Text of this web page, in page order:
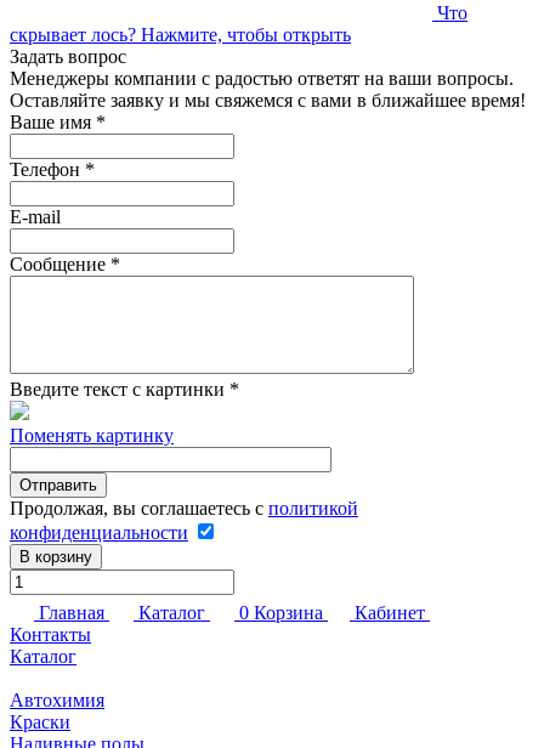
Что
скрывает лось? Нажмите, чтобы открыть
Задать вопрос
Менеджеры компании с радостью ответят на ваши вопросы.
Оставляйте заявку и мы свяжемся с вами в ближайшее время!
Ваше имя *
Телефон *
E-mail
Сообщение *
Введите текст с картинки *
Поменять картинку
Продолжая, вы соглашаетесь с политикой
конфиденциальности
В корзину
Главная Каталог 0 Корзина
Кабинет
Контакты
Каталог
Автохимия
Краски
Наливные полы